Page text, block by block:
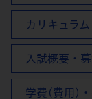
カリキュラム
入試概要・
学費(費用)